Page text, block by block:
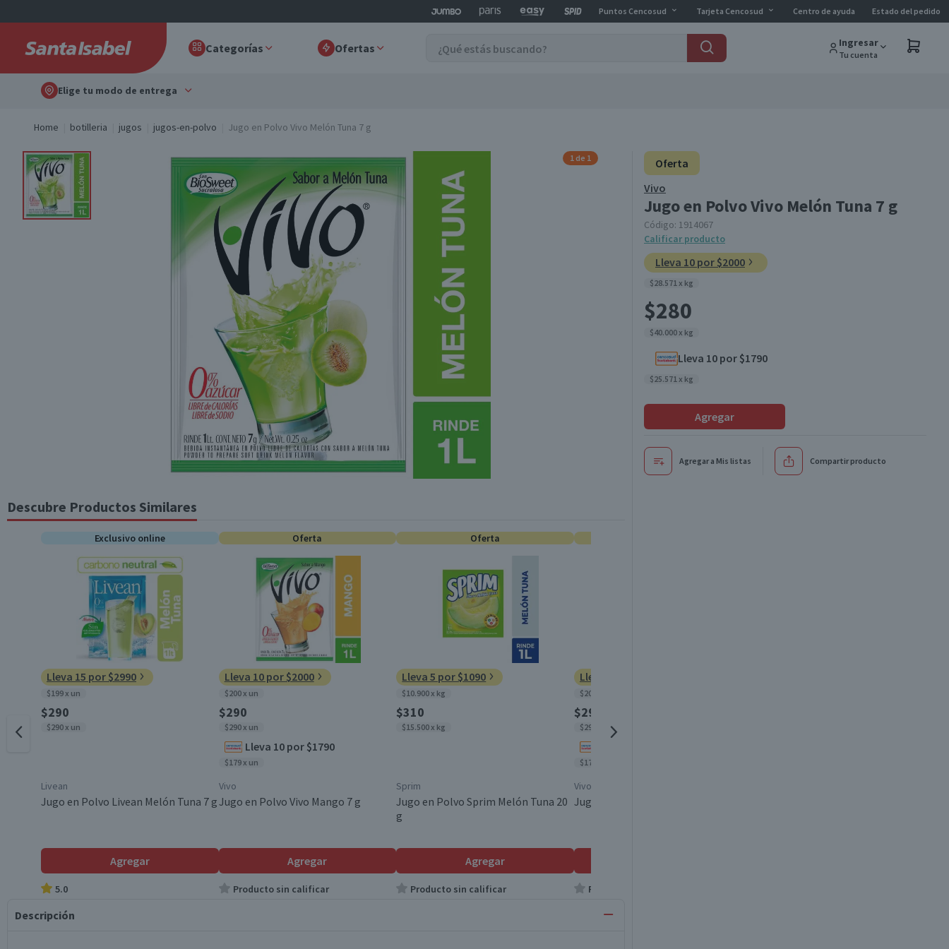
Puntos Cencosud Tarjeta Cencosud Centro de ayuda Estado del pedido
Categorías Ofertas Ingresar
Tu cuenta
Elige tu modo de entrega
Home botilleria jugos jugos-en-polvo Jugo en Polvo Vivo Melón Tuna 7 g
Oferta
Vivo
Jugo en Polvo Vivo Melón Tuna 7 g
Código: 1914067
Calificar producto
Lleva 10 por $2000
$28.571 x kg
$280
$40.000 x kg
Lleva 10 por $1790
$25.571 x kg
Agregar
Agregar a Mis listas Compartir producto
1 de 1
Descubre Productos Similares
Exclusivo online
Lleva 15 por $2990
$199 x un
$290
$290 x un
Livean
Jugo en Polvo Livean Melón Tuna 7 g
Agregar
5.0
Oferta
Lleva 10 por $2000
$200 x un
$290
$290 x un
Lleva 10 por $1790
$179 x un
Vivo
Jugo en Polvo Vivo Mango 7 g
Agregar
Producto sin calificar
Oferta
Lleva 5 por $1090
$10.900 x kg
$310
$15.500 x kg
Sprim
Jugo en Polvo Sprim Melón Tuna 20
g
Agregar
Producto sin calificar
Lleva 10 por $2000
$200 x un
$290
$290 x un
$179 x un
Vivo
Jugo en Polvo Vivo Frutilla 7 g
Producto sin calificar
Descripción